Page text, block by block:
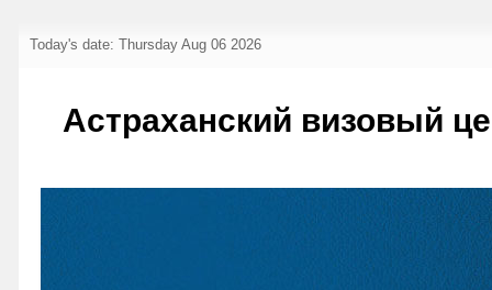
Today's date: Thursday Aug 06 2026
Астраханский визовый